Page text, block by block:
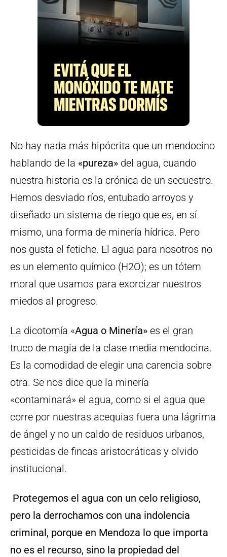
No hay nada más hipócrita que un mendocino
hablando de la «pureza» del agua, cuando
nuestra historia es la crónica de un secuestro.
Hemos desviado ríos, entubado arroyos y
diseñado un sistema de riego que es, en sí
mismo, una forma de minería hídrica. Pero
nos gusta el fetiche. El agua para nosotros no
es un elemento químico (H2O); es un tótem
moral que usamos para exorcizar nuestros
miedos al progreso.
La dicotomía «Agua o Minería» es el gran
truco de magia de la clase media mendocina.
Es la comodidad de elegir una carencia sobre
otra. Se nos dice que la minería
«contaminará» el agua, como si el agua que
corre por nuestras acequias fuera una lágrima
de ángel y no un caldo de residuos urbanos,
pesticidas de fincas aristocráticas y olvido
institucional.
Protegemos el agua con un celo religioso,
pero la derrochamos con una indolencia
criminal, porque en Mendoza lo que importa
no es el recurso, sino la propiedad del